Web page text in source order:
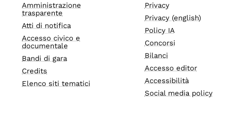
Amministrazione
trasparente
Atti di notifica
Accesso civico e
documentale
Bandi di gara
Credits
Elenco siti tematici
Privacy
Privacy (english)
Policy IA
Concorsi
Bilanci
Accesso editor
Accessibilità
Social media policy